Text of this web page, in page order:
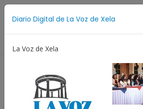
Diario Digital de La Voz de Xela
La Voz de Xela